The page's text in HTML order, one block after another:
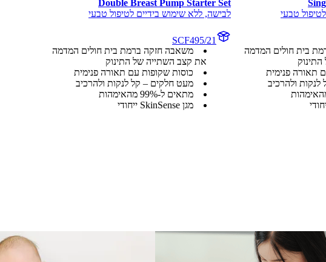
טבעי
בית חולים המדמה
תאורה פנימית
ולהרכיב
Double Breast Pump Starter Set
לבישה, ללא שימוש בידיים לטיפול טבעי
SCF495/21
משאבה חזקה ברמת בית חולים המדמה
את קצב השתייה של התינוק
כוסות שקופות עם תאורה פנימית
מעט חלקים – קל לנקות ולהרכיב
מתאים ל-99% מהאימהות
מגן SkinSense ייחודי